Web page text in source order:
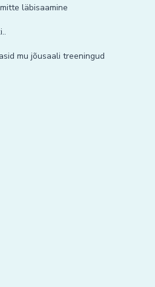
läbisaamine
mu jõusaali treeningud